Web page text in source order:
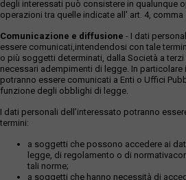
degli interessati può consistere in qualunque
operazioni tra quelle indicate all' art. 4, comma
Comunicazione e diffusione - I dati
essere comunicati,intendendosi con tale
o più soggetti determinati, dalla Società a
necessari adempimenti di legge. In particolare
potranno essere comunicati a Enti o Uffici
funzione degli obblighi di legge.
I dati personali dell’interessato potranno
termini:
a soggetti che possono accedere ai
legge, di regolamento o di
tali norme;
a soggetti che hanno necessità di